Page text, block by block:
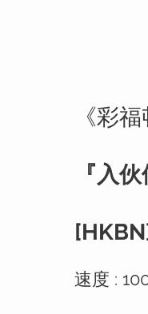
《彩
『入
速度 :